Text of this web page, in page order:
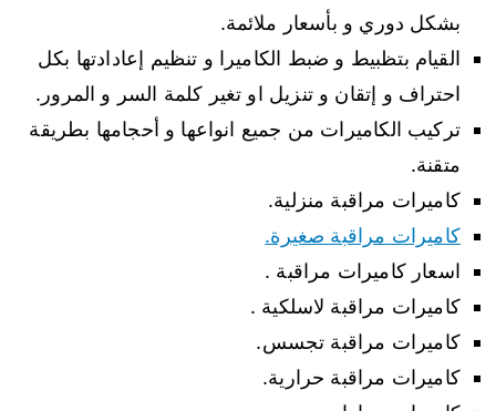
بشكل دوري و بأسعار ملائمة.
القيام بتظبيط و ضبط الكاميرا و تنظيم إعادادتها بكل
احتراف و إتقان و تنزيل او تغير كلمة السر و المرور.
تركيب الكاميرات من جميع انواعها و أحجامها بطريقة
متقنة.
كاميرات مراقبة منزلية.
كاميرات مراقبة صغيرة.
اسعار كاميرات مراقبة .
كاميرات مراقبة لاسلكية .
كاميرات مراقبة تجسس.
كاميرات مراقبة حرارية.